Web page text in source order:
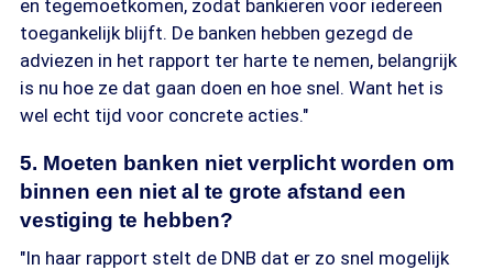
en tegemoetkomen, zodat bankieren voor iedereen
toegankelijk blijft. De banken hebben gezegd de
adviezen in het rapport ter harte te nemen, belangrijk
is nu hoe ze dat gaan doen en hoe snel. Want het is
wel echt tijd voor concrete acties."
5. Moeten banken niet verplicht worden om
binnen een niet al te grote afstand een
vestiging te hebben?
"In haar rapport stelt de DNB dat er zo snel mogelijk